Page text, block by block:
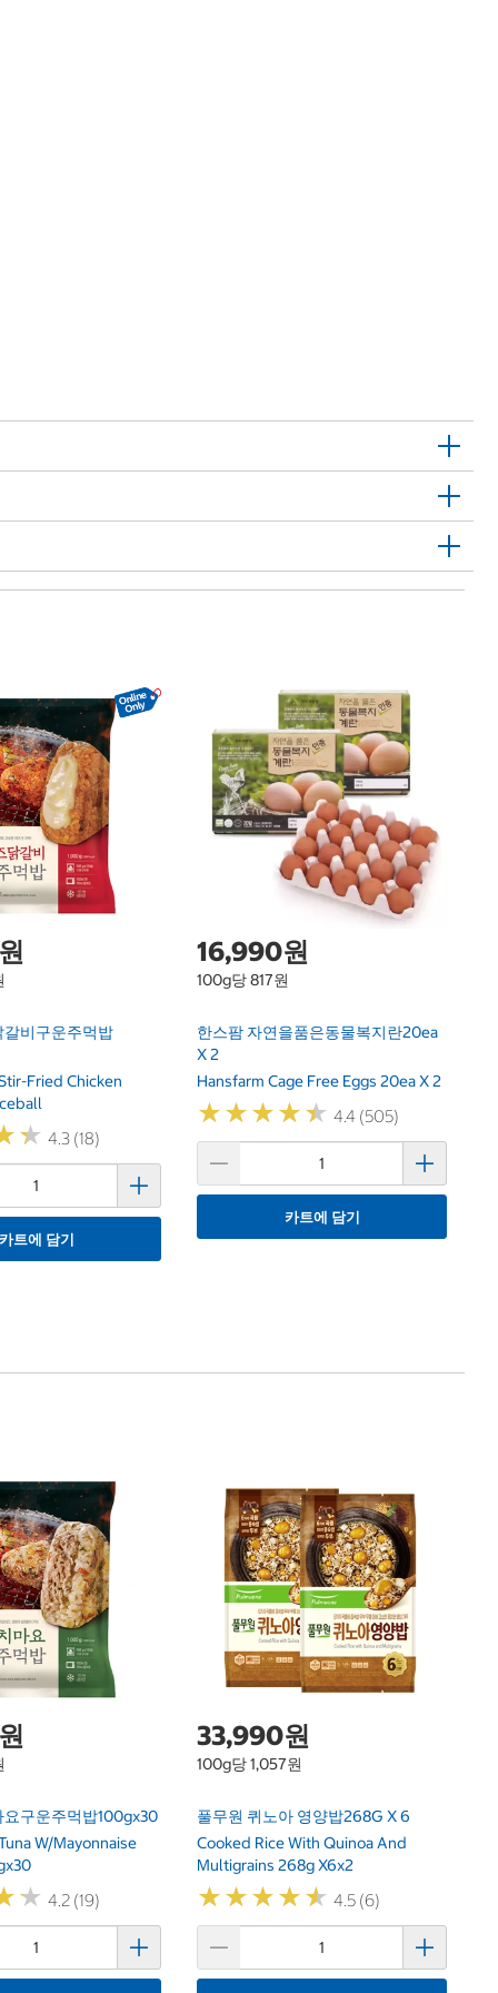
비구운주먹밥
Fried Chicken
★
★ 4.3 (18)
트에 담기
16,990원
100g당 817원
한스팜 자연을품은동물복지란20ea
X 2
Hansfarm Cage Free Eggs 20ea X 2
★★★★★
★★★★★ 4.4 (505)
카트에 담기
구운주먹밥100gx30
W/Mayonnaise
★
★ 4.2 (19)
33,990원
100g당 1,057원
풀무원 퀴노아 영양밥268G X 6
Cooked Rice With Quinoa And
Multigrains 268g X6x2
★★★★★
★★★★★ 4.5 (6)